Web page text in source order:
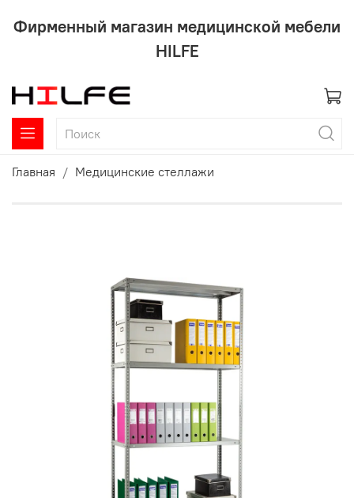
Фирменный магазин медицинской мебели
HILFE
Главная Медицинские стеллажи